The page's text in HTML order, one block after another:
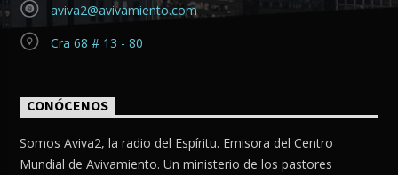
aviva2@avivamiento.com
Cra 68 # 13 - 80
CONÓCENOS
Somos Aviva2, la radio del Espíritu. Emisora del Centro
Mundial de Avivamiento. Un ministerio de los pastores